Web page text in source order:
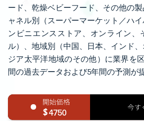
ード、乾燥ベビーフード、その他の
ャネル別（スーパーマーケット／ハ
ンビニエンスストア、オンライン、
ル）、地域別（中国、日本、インド
ジア太平洋地域のその他）に業界を
間の過去データおよび5年間の予測が
4750